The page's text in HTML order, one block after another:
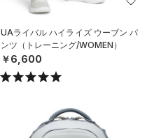
UAライバル ハイライズ ウーブン パ
ンツ（トレーニング/WOMEN）
￥6,600